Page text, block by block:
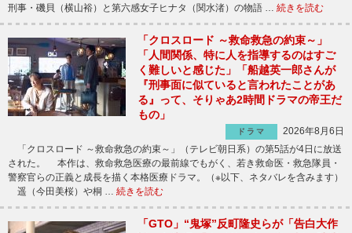
刑事・磯貝（横山裕）と第六感女子ヒナタ（関水渚）の物語 … 続きを読む
「クロスロード ～救命救急の約束～」
「人間関係、特に人を指導するのはすご
く難しいと感じた」「船越英一郎さんが
『刑事面に似ていると言われたことがあ
る』って、そりゃあ2時間ドラマの帝王だ
もの」
ドラマ
2026年8月6日
「クロスロード ～救命救急の約束～」（テレビ朝日系）の第5話が4日に放送
された。 本作は、救命救急医療の最前線でもがく、若き救命医・救急隊員・
警察官らの正義と成長を描く本格医療ドラマ。（※以下、ネタバレを含みます）
遥（今田美桜）や桐 … 続きを読む
「GTO」“鬼塚”反町隆史らが「告白大作